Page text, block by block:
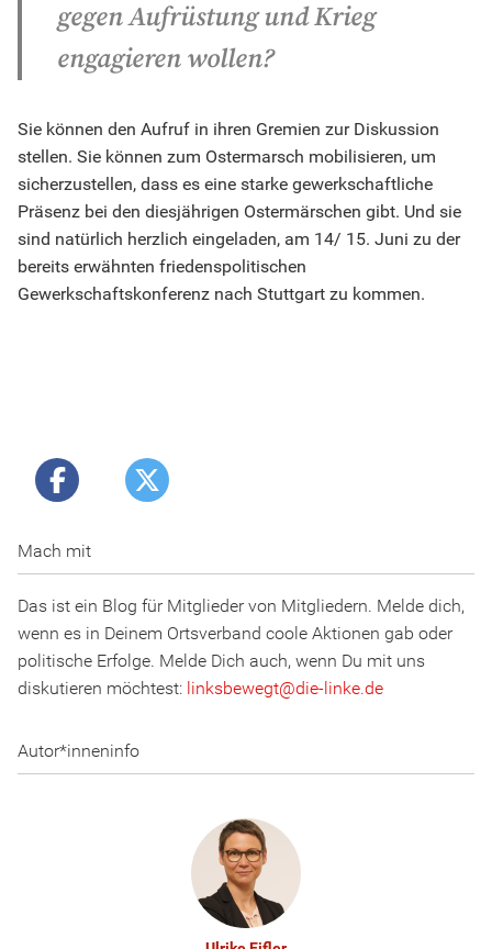
gegen Aufrüstung und Krieg
engagieren wollen?
Sie können den Aufruf in ihren Gremien zur Diskussion
stellen. Sie können zum Ostermarsch mobilisieren, um
sicherzustellen, dass es eine starke gewerkschaftliche
Präsenz bei den diesjährigen Ostermärschen gibt. Und sie
sind natürlich herzlich eingeladen, am 14/ 15. Juni zu der
bereits erwähnten friedenspolitischen
Gewerkschaftskonferenz nach Stuttgart zu kommen.
Mach mit
Das ist ein Blog für Mitglieder von Mitgliedern. Melde dich,
wenn es in Deinem Ortsverband coole Aktionen gab oder
politische Erfolge. Melde Dich auch, wenn Du mit uns
diskutieren möchtest: linksbewegt@die-l inke.de
Autor*inneninfo